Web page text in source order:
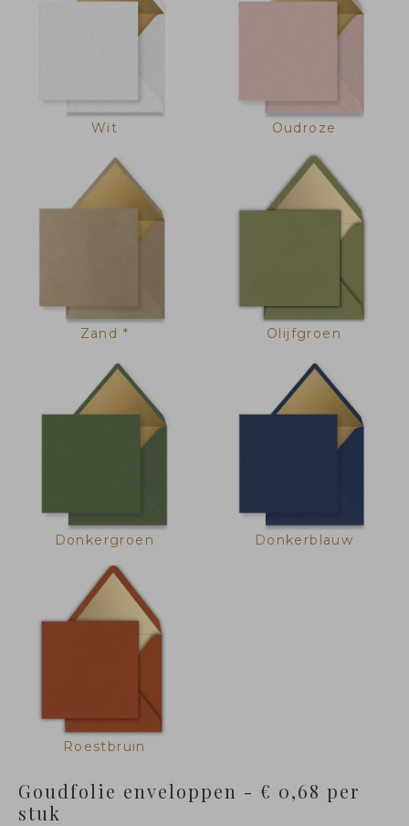
Wit Oudroze
Zand * Olijfgroen
Donkergroen Donkerblauw
Roestbruin
Goudfolie enveloppen - € 0,68 per
stuk